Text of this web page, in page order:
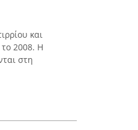
και
2008. Η
στη